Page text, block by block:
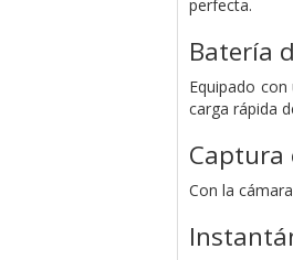
perfecta.
Batería
Equipado
carga rápida
Captura
Con la